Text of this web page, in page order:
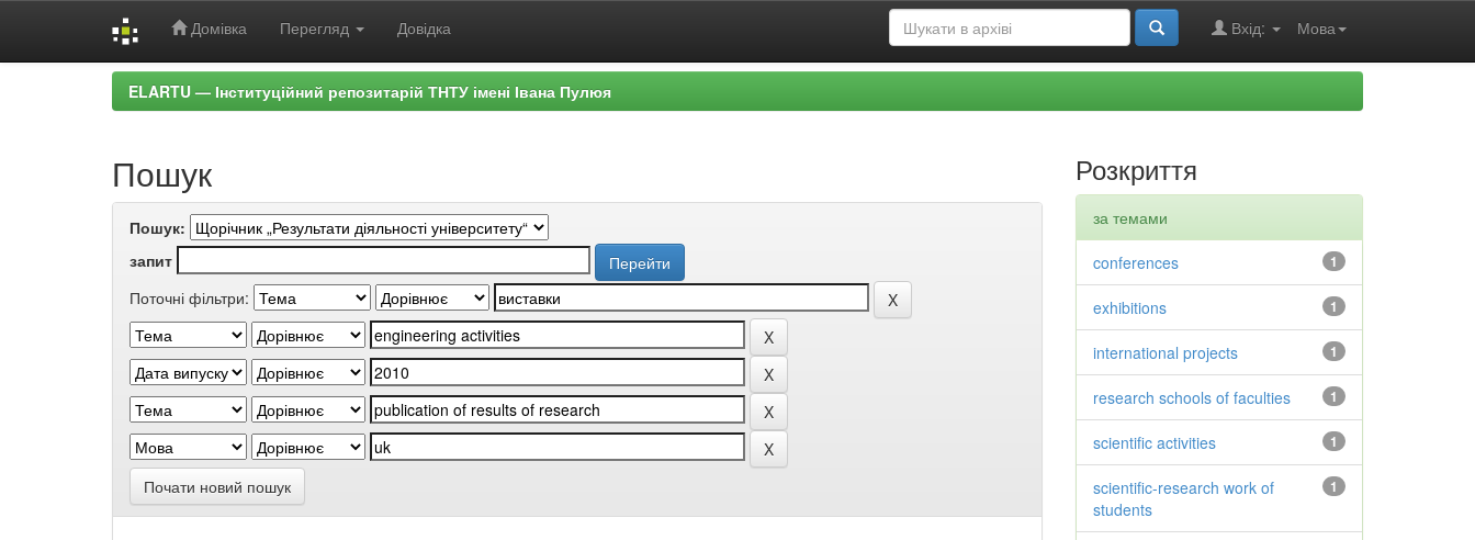
Домівка Перегляд Довідка Мова
Вхід:
ELARTU — Інституційний репозитарій ТНТУ імені Івана Пулюя
Пошук
Пошук:
запит
Поточні фільтри:
Почати новий пошук
Розкриття
за темами
1
conferences
1
exhibitions
1
international projects
1
research schools of faculties
1
scientific activities
1
scientific-research work of
students